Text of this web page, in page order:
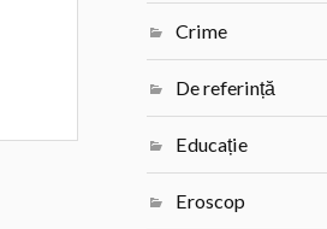
Crime
De referință
Educație
Eroscop